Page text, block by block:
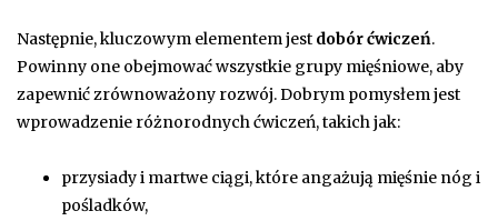
Następnie, kluczowym elementem jest dobór ćwiczeń.
Powinny one obejmować wszystkie grupy mięśniowe, aby
zapewnić zrównoważony rozwój. Dobrym pomysłem jest
wprowadzenie różnorodnych ćwiczeń, takich jak:
przysiady i martwe ciągi, które angażują mięśnie nóg i
pośladków,